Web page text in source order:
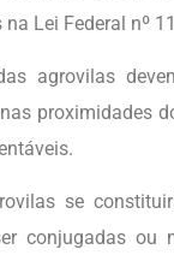
Lei Federal nº
agrovilas
proximidades
se
conjugadas